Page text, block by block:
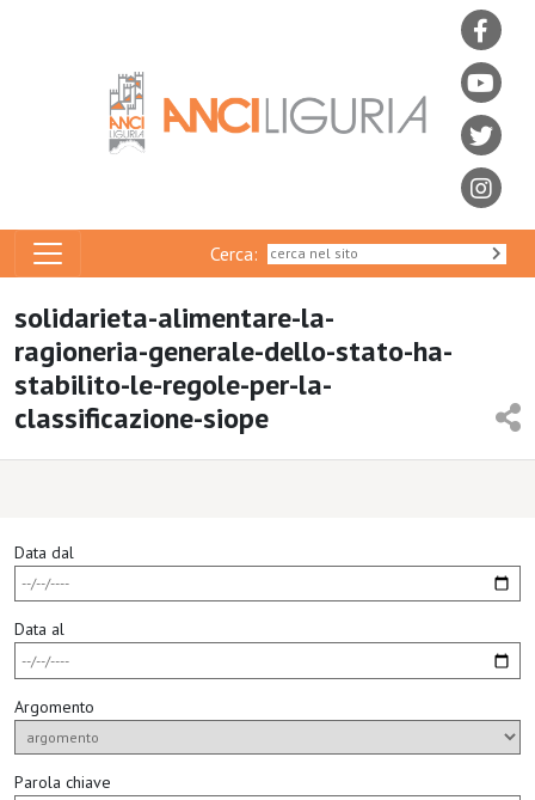
Cerca:
solidarieta-alimentare-la-
ragioneria-generale-dello-stato-ha-
stabilito-le-regole-per-la-
classificazione-siope
Data dal
Data al
Argomento
Parola chiave